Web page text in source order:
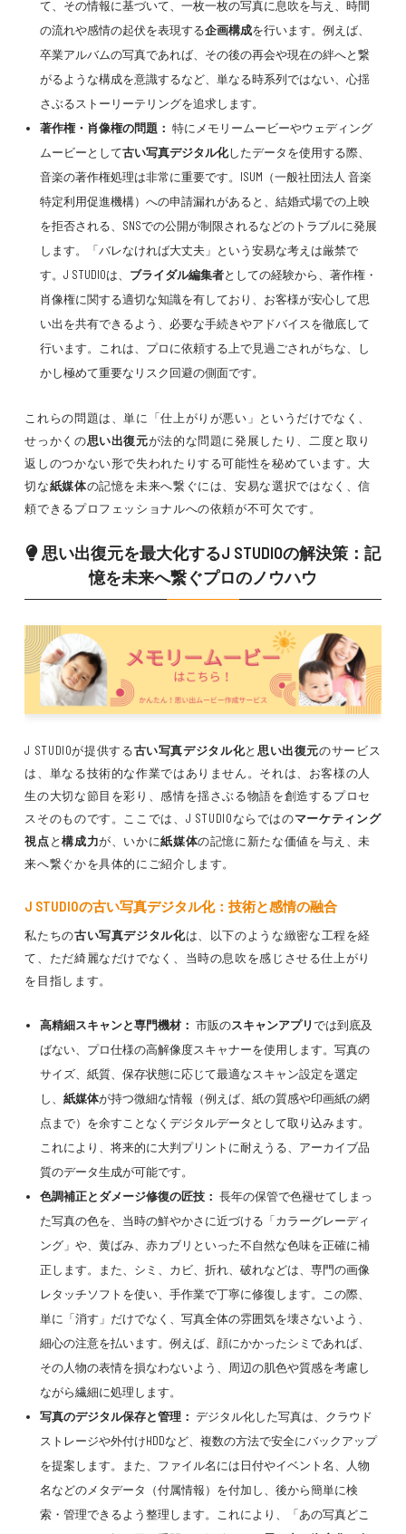
て、その情報に基づいて、一枚一枚の写真に息吹を与え、時間
の流れや感情の起伏を表現する企画構成を行います。例えば、
卒業アルバムの写真であれば、その後の再会や現在の絆へと繋
がるような構成を意識するなど、単なる時系列ではない、心揺
さぶるストーリーテリングを追求します。
著作権・肖像権の問題： 特にメモリームービーやウェディング
ムービーとして古い写真デジタル化したデータを使用する際、
音楽の著作権処理は非常に重要です。ISUM（一般社団法人 音楽
特定利用促進機構）への申請漏れがあると、結婚式場での上映
を拒否される、SNSでの公開が制限されるなどのトラブルに発展
します。「バレなければ大丈夫」という安易な考えは厳禁で
す。J STUDIOは、 ブライダル編集者としての経験から、著作権・
肖像権に関する適切な知識を有しており、お客様が安心して思
い出を共有できるよう、必要な手続きやアドバイスを徹底して
行います。これは、プロに依頼する上で見過ごされがちな、し
かし極めて重要なリスク回避の側面です。
これらの問題は、単に「仕上がりが悪い」というだけでなく、
せっかくの思い出復元が法的な問題に発展したり、二度と取り
返しのつかない形で失われたりする可能性を秘めています。大
切な紙媒体の記憶を未来へ繋ぐには、安易な選択ではなく、信
頼できるプロフェッショナルへの依頼が不可欠です。
思い出復元を最大化するJ STUDIOの解決策：記
憶を未来へ繋ぐプロのノウハウ
J STUDIOが提供する古い写真デジタル化と 思い出復元のサービス
は、単なる技術的な作業ではありません。それは、お客様の人
生の大切な節目を彩り、感情を揺さぶる物語を創造するプロセ
スそのものです。ここでは、J STUDIOならではのマーケティング
視点と構成力が、いかに紙媒体の記憶に新たな価値を与え、未
来へ繋ぐかを具体的にご紹介します。
J STUDIOの古い写真デジタル化：技術と感情の融合
私たちの古い写真デジタル化は、以下のような緻密な工程を経
て、ただ綺麗なだけでなく、当時の息吹を感じさせる仕上がり
を目指します。
高精細スキャンと専門機材： 市販のスキャンアプリでは到底及
ばない、プロ仕様の高解像度スキャナーを使用します。写真の
サイズ、紙質、保存状態に応じて最適なスキャン設定を選定
し、 紙媒体が持つ微細な情報（例えば、紙の質感や印画紙の網
点まで）を余すことなくデジタルデータとして取り込みます。
これにより、将来的に大判プリントに耐えうる、アーカイブ品
質のデータ生成が可能です。
色調補正とダメージ修復の匠技： 長年の保管で色褪せてしまっ
た写真の色を、当時の鮮やかさに近づける「カラーグレーディ
ング」や、黄ばみ、赤カブリといった不自然な色味を正確に補
正します。また、シミ、カビ、折れ、破れなどは、専門の画像
レタッチソフトを使い、手作業で丁寧に修復します。この際、
単に「消す」だけでなく、写真全体の雰囲気を壊さないよう、
細心の注意を払います。例えば、顔にかかったシミであれば、
その人物の表情を損なわないよう、周辺の肌色や質感を考慮し
ながら繊細に処理します。
写真のデジタル保存と管理： デジタル化した写真は、クラウド
ストレージや外付けHDDなど、複数の方法で安全にバックアップ
を提案します。また、ファイル名には日付やイベント名、人物
名などのメタデータ（付属情報）を付加し、後から簡単に検
索・管理できるよう整理します。これにより、「あの写真どこ